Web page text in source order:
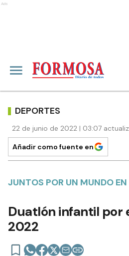
Ads
DEPORTES
22 de junio de 2022 | 03:07
Añadir como fuente en
JUNTOS POR UN MUNDO EN
Duatlón infantil por
2022